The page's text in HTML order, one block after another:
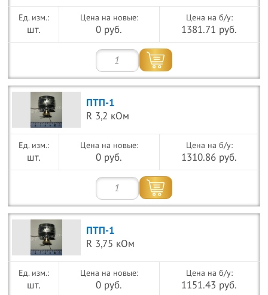
шт.
Цена на новые:
0 руб.
Цена на б/у:
1381.71 руб.
ПТП-1
R 3,2 кОм
шт.
Цена на новые:
0 руб.
Цена на б/у:
1310.86 руб.
ПТП-1
R 3,75 кОм
шт.
Цена на новые:
0 руб.
Цена на б/у:
1151.43 руб.